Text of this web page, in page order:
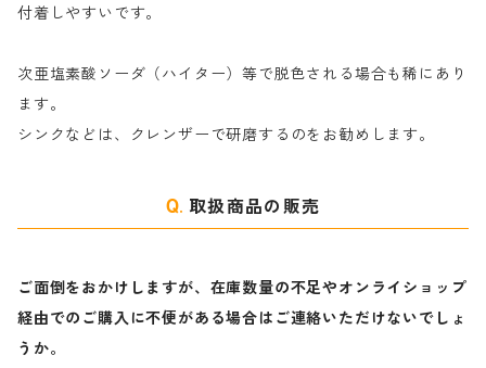
付着しやすいです。
次亜塩素酸ソーダ（ハイター）等で脱色される場合も稀にあり
ます。
シンクなどは、クレンザーで研磨するのをお勧めします。
取扱商品の販売
ご面倒をおかけしますが、在庫数量の不足やオンライショップ
経由でのご購入に不便がある場合はご連絡いただけないでしょ
うか。